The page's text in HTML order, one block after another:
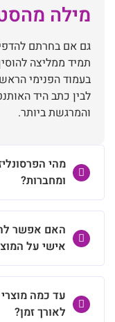
מילה
גם אם בחרתם
תמיד ממליצה
בעמוד הפנימי
לבין כתב היד
והמרגשת ביותר.
מהי
ומחברות?
האם אפשר
אישי על
עד כמה
לאורך זמן?